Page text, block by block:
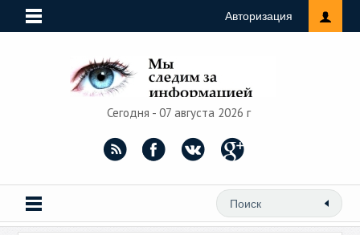
Авторизация
Сегодня - 07 августа 2026 г